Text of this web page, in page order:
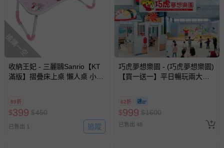
搶購一空
收納王妃 - 三麗鷗Sanrio【KT
滿版】摺疊床上桌 懶人桌 小桌
89折
$399 $450
已售出 1 追蹤
巧虎夢想樂園 - (巧虎夢想樂園)
【買一送一】平日暢玩兩大一
2026/10/16 正券逾期視同現金
券使用
62折
$999 $1600
已售出 48